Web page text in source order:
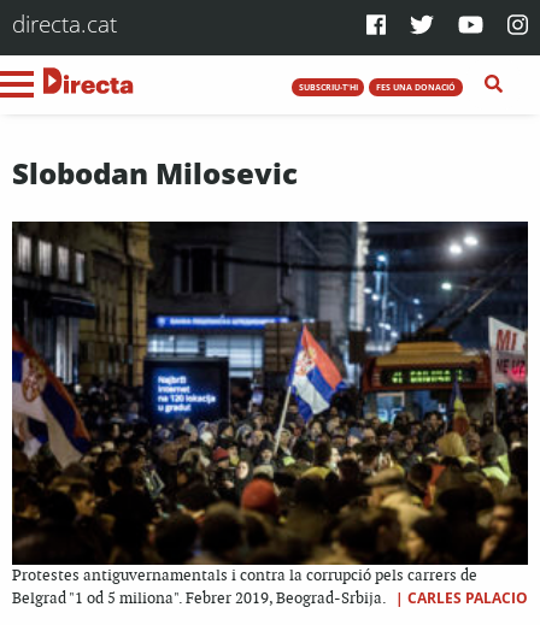
directa.cat
SUBSCRIU-T'HI FES UNA DONACIÓ
Slobodan Milosevic
Protestes antiguvernamentals i contra la corrupció pels carrers de
Belgrad "1 od 5 miliona". Febrer 2019, Beograd-Srbija.
| CARLES PALACIO